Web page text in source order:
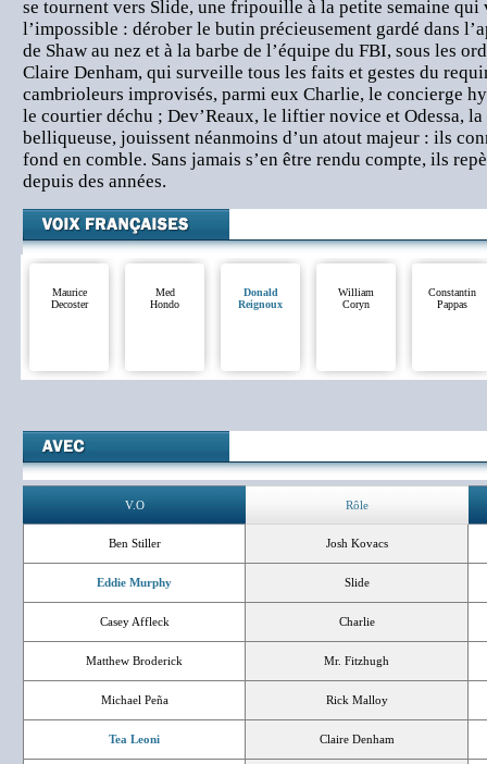
se tournent vers Slide, une fripouille à la petite semaine qui
l’impossible : dérober le butin précieusement gardé dans
de Shaw au nez et à la barbe de l’équipe du FBI, sous les
Claire Denham, qui surveille tous les faits et gestes du
cambrioleurs improvisés, parmi eux Charlie, le concierge
le courtier déchu ; Dev’Reaux, le liftier novice et Odessa, la
belliqueuse, jouissent néanmoins d’un atout majeur : ils
fond en comble. Sans jamais s’en être rendu compte, ils
depuis des années.
Maurice
Decoster
Med
Hondo
Donald
Reignoux
William
Coryn
Constantin
Pappas
V.O Rôle
Ben Stiller Josh Kovacs
Eddie Murphy Slide
Casey Affleck Charlie
Matthew Broderick Mr. Fitzhugh
Michael Peña Rick Malloy
Tea Leoni Claire Denham